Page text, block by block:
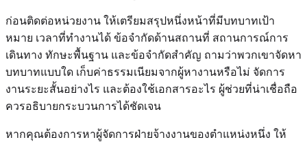
ก่อนติดต่อหน่วยงาน ให้เตรียมสรุปหนึ่งหน้าที่มีบทบาทเป้า
หมาย เวลาที่ทำงานได้ ข้อจำกัดด้านสถานที่ สถานการณ์การ
เดินทาง ทักษะพื้นฐาน และข้อจำกัดสำคัญ ถามว่าพวกเขาจัดหา
บทบาทแบบใด เก็บค่าธรรมเนียมจากผู้หางานหรือไม่ จัดการ
งานระยะสั้นอย่างไร และต้องใช้เอกสารอะไร ผู้ช่วยที่น่าเชื่อถือ
ควรอธิบายกระบวนการได้ชัดเจน
หากคุณต้องการหาผู้จัดการฝ่ายจ้างงานของตำแหน่งหนึ่ง ให้